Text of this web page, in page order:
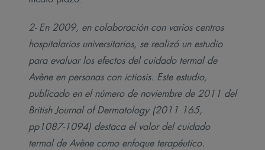
2- En 2009, en colaboración con varios centros
hospitalarios universitarios, se realizó un estudio
para evaluar los efectos del cuidado termal de
Avène en personas con ictiosis. Este estudio,
publicado en el número de noviembre de 2011 del
British Journal of Dermatology (2011 165,
pp1087-1094) destaca el valor del cuidado
termal de Avène como enfoque terapéutico.